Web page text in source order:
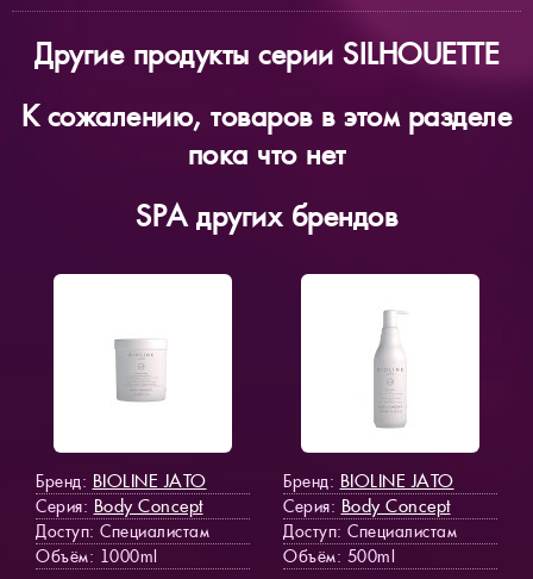
Другие продукты серии SILHOUETTE
К сожалению, товаров в этом разделе
пока что нет
SPA других брендов
Бренд: BIOLINE JATO
Серия: Body Concept
Доступ: Специалистам
Объём: 1000ml
Бренд: BIOLINE JATO
Серия: Body Concept
Доступ: Специалистам
Объём: 500ml